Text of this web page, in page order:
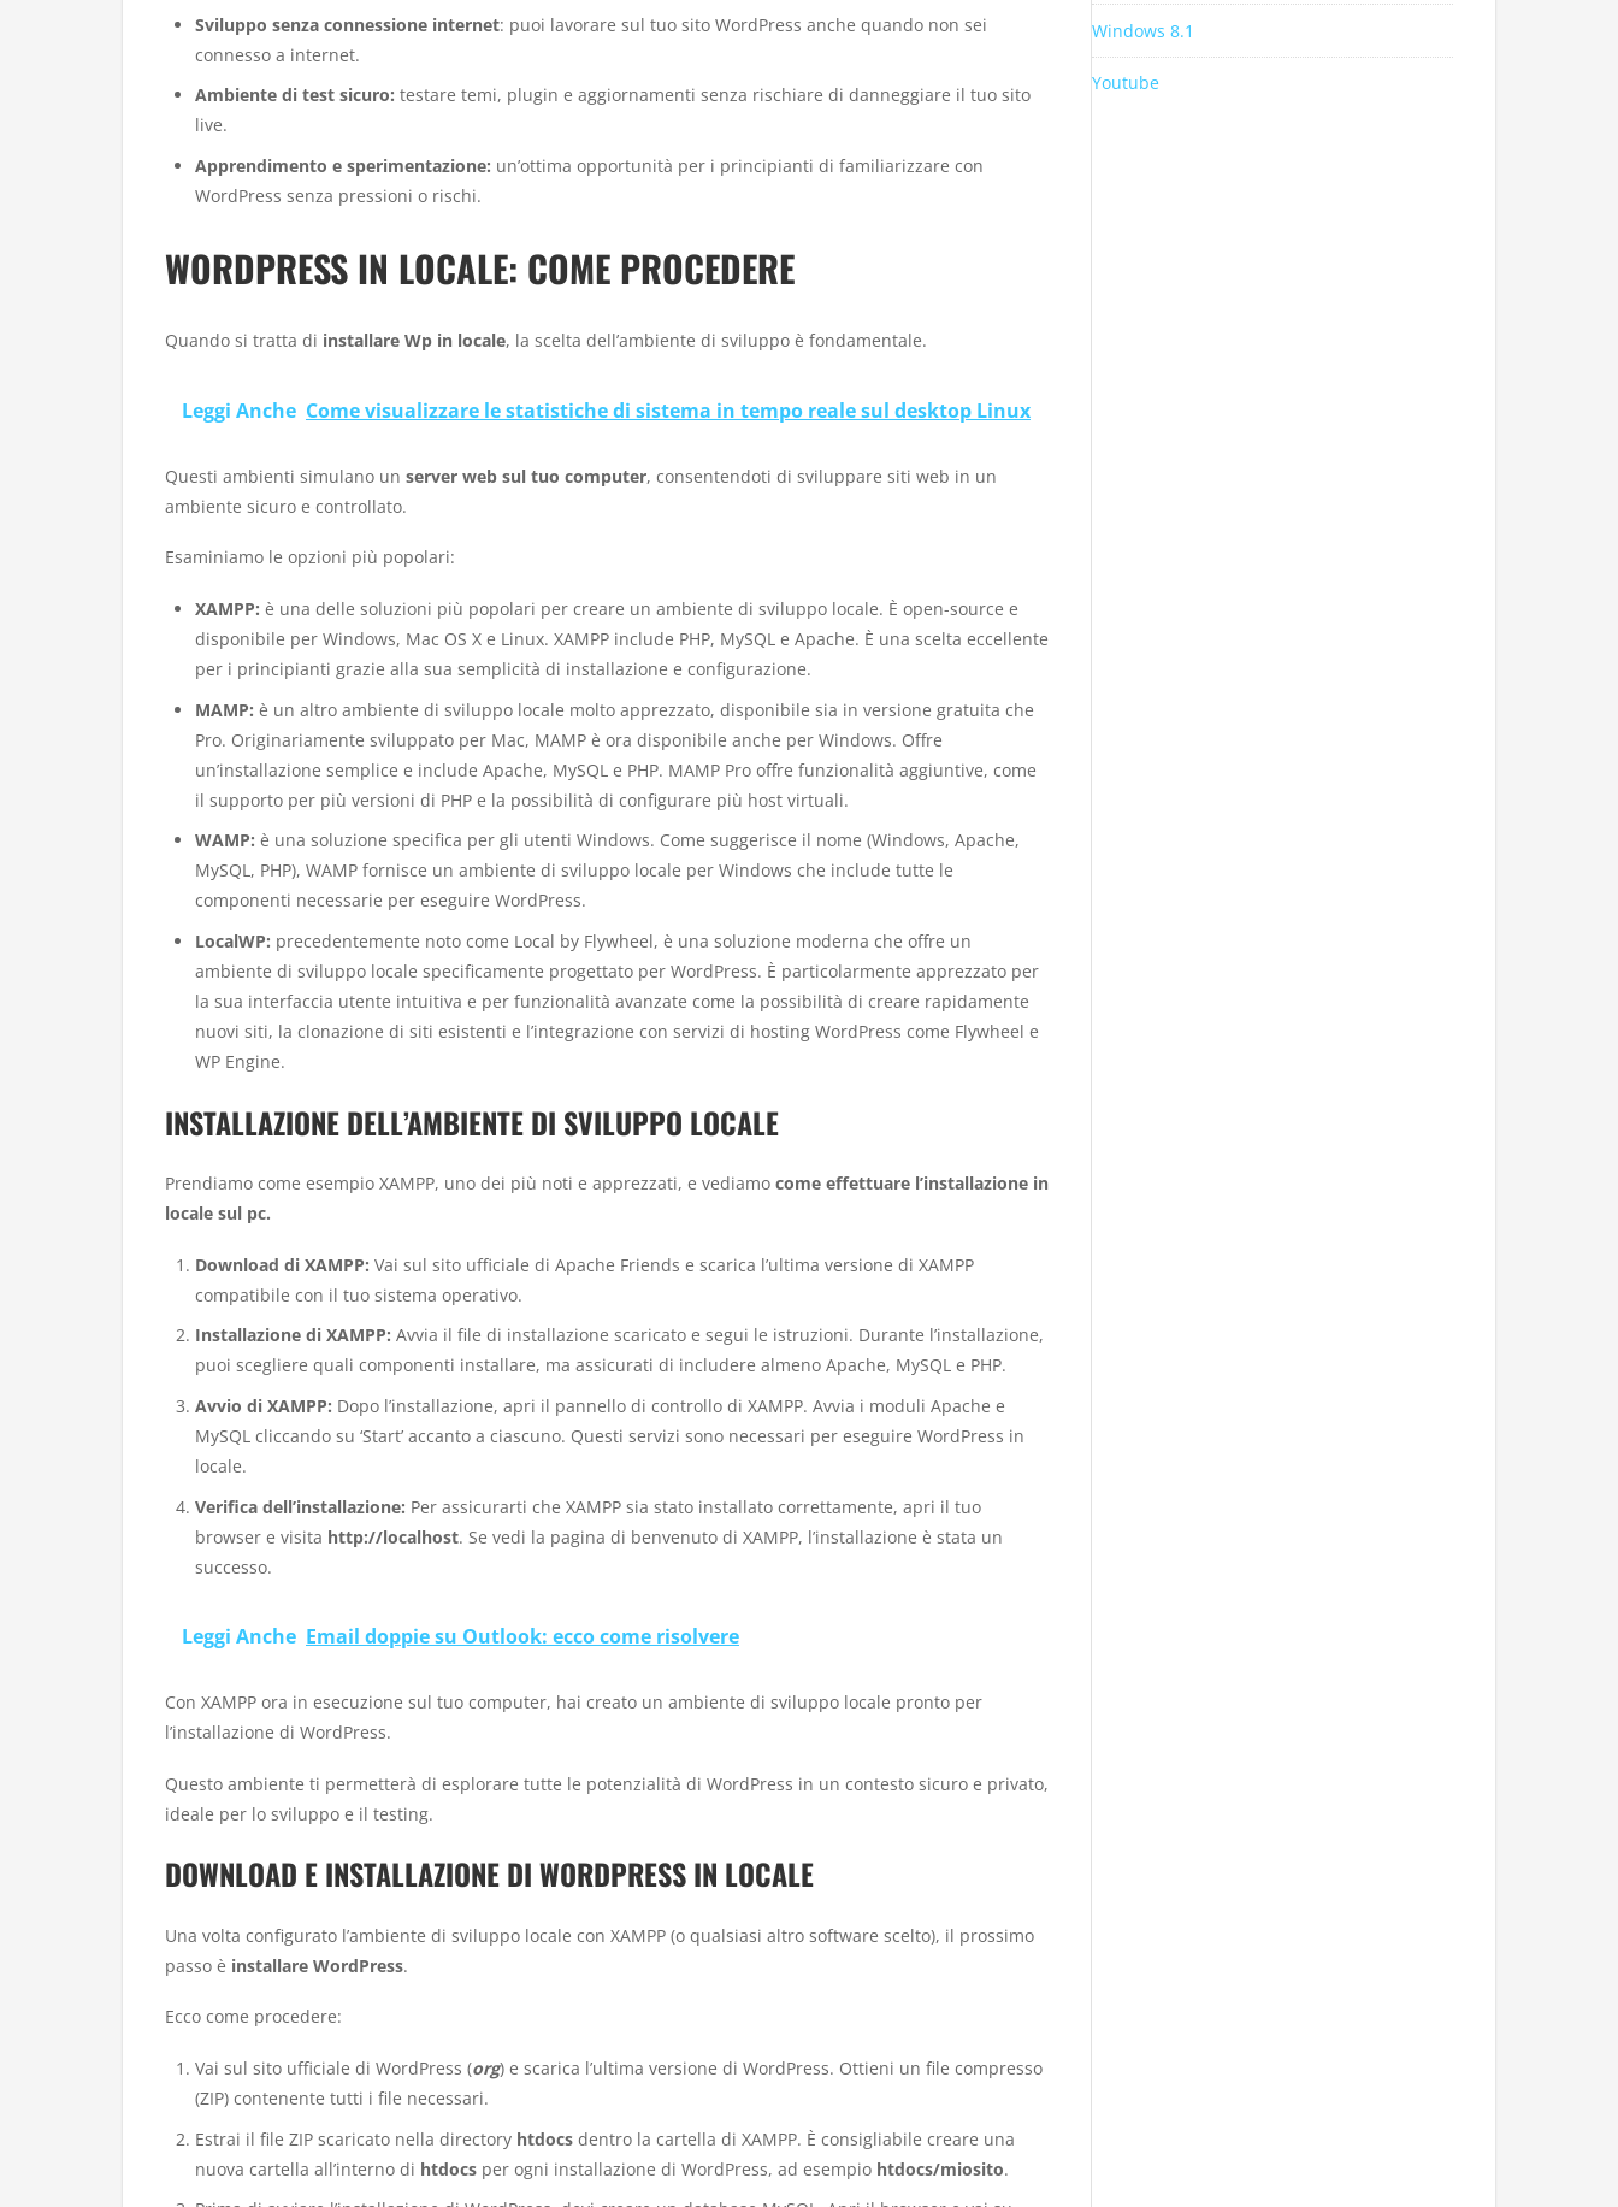
Sviluppo senza connessione internet: puoi lavorare sul tuo sito WordPress anche quando non sei
connesso a internet.
Ambiente di test sicuro: testare temi, plugin e aggiornamenti senza rischiare di danneggiare il tuo sito
live.
Apprendimento e sperimentazione: un’ottima opportunità per i principianti di familiarizzare con
WordPress senza pressioni o rischi.
WORDPRESS IN LOCALE: COME PROCEDERE
Quando si tratta di installare Wp in locale, la scelta dell’ambiente di sviluppo è fondamentale.
Leggi Anche Come visualizzare le statistiche di sistema in tempo reale sul desktop Linux
Questi ambienti simulano un server web sul tuo computer, consentendoti di sviluppare siti web in un
ambiente sicuro e controllato.
Esaminiamo le opzioni più popolari:
XAMPP: è una delle soluzioni più popolari per creare un ambiente di sviluppo locale. È open-source e
disponibile per Windows, Mac OS X e Linux. XAMPP include PHP, MySQL e Apache. È una scelta eccellente
per i principianti grazie alla sua semplicità di installazione e configurazione.
MAMP: è un altro ambiente di sviluppo locale molto apprezzato, disponibile sia in versione gratuita che
Pro. Originariamente sviluppato per Mac, MAMP è ora disponibile anche per Windows. Offre
un’installazione semplice e include Apache, MySQL e PHP. MAMP Pro offre funzionalità aggiuntive, come
il supporto per più versioni di PHP e la possibilità di configurare più host virtuali.
WAMP: è una soluzione specifica per gli utenti Windows. Come suggerisce il nome (Windows, Apache,
MySQL, PHP), WAMP fornisce un ambiente di sviluppo locale per Windows che include tutte le
componenti necessarie per eseguire WordPress.
LocalWP: precedentemente noto come Local by Flywheel, è una soluzione moderna che offre un
ambiente di sviluppo locale specificamente progettato per WordPress. È particolarmente apprezzato per
la sua interfaccia utente intuitiva e per funzionalità avanzate come la possibilità di creare rapidamente
nuovi siti, la clonazione di siti esistenti e l’integrazione con servizi di hosting WordPress come Flywheel e
WP Engine.
INSTALLAZIONE DELL’AMBIENTE DI SVILUPPO LOCALE
Prendiamo come esempio XAMPP, uno dei più noti e apprezzati, e vediamo come effettuare l’installazione in
locale sul pc.
Download di XAMPP: Vai sul sito ufficiale di Apache Friends e scarica l’ultima versione di XAMPP
compatibile con il tuo sistema operativo.
Installazione di XAMPP: Avvia il file di installazione scaricato e segui le istruzioni. Durante l’installazione,
puoi scegliere quali componenti installare, ma assicurati di includere almeno Apache, MySQL e PHP.
Avvio di XAMPP: Dopo l’installazione, apri il pannello di controllo di XAMPP. Avvia i moduli Apache e
MySQL cliccando su ‘Start’ accanto a ciascuno. Questi servizi sono necessari per eseguire WordPress in
locale.
Verifica dell’installazione: Per assicurarti che XAMPP sia stato installato correttamente, apri il tuo
browser e visita http://localhost. Se vedi la pagina di benvenuto di XAMPP, l’installazione è stata un
successo.
Leggi Anche Email doppie su Outlook: ecco come risolvere
Con XAMPP ora in esecuzione sul tuo computer, hai creato un ambiente di sviluppo locale pronto per
l’installazione di WordPress.
Questo ambiente ti permetterà di esplorare tutte le potenzialità di WordPress in un contesto sicuro e privato,
ideale per lo sviluppo e il testing.
DOWNLOAD E INSTALLAZIONE DI WORDPRESS IN LOCALE
Una volta configurato l’ambiente di sviluppo locale con XAMPP (o qualsiasi altro software scelto), il prossimo
passo è installare WordPress.
Ecco come procedere:
Vai sul sito ufficiale di WordPress (org) e scarica l’ultima versione di WordPress. Ottieni un file compresso
(ZIP) contenente tutti i file necessari.
Estrai il file ZIP scaricato nella directory htdocsdentro la cartella di XAMPP. È consigliabile creare una
nuova cartella all’interno di htdocsper ogni installazione di WordPress, ad esempio htdocs/miosito.
Windows 8.1
Youtube